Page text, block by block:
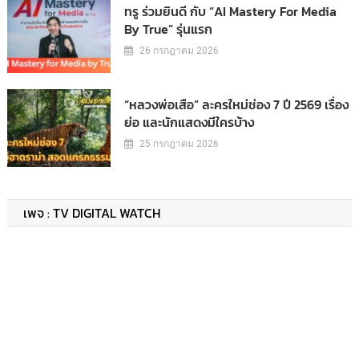
ทรู ร่วมยินดี กับ “AI Mastery For Media
By True” รุ่นแรก
26 กรกฎาคม 2026
“หลวงพ่อเสือ” ละครใหม่ช่อง 7 ปี 2569 เรื่อง
ย่อ และนักแสดงมีใครบ้าง
25 กรกฎาคม 2026
เพจ : TV DIGITAL WATCH